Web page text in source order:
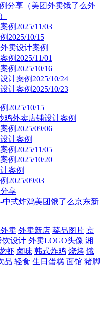
分享（美团外卖饿了么外
例2025/11/03
2025/10/15
卖设计案例
例2025/11/01
例2025/10/16
计案例2025/10/24
计案例2025/10/23
2025/10/15
鸡外卖店铺设计案例
例2025/09/06
计案例
例2025/11/05
例2025/10/20
案例
2025/09/03
享
式炸鸡美团饿了么京东新
卖 外卖新店 菜品图片 京
饮设计 外卖LOGO头像 湘
虾 卤味 韩式炸鸡 烧烤 饿
品 轻食 生日蛋糕 面馆 猪脚